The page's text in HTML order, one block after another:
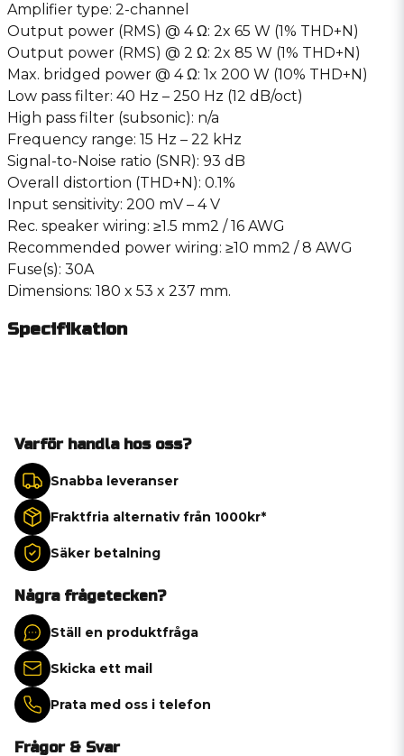
Amplifier type: 2-channel
Output power (RMS) @ 4 Ω: 2x 65 W (1% THD+N)
Output power (RMS) @ 2 Ω: 2x 85 W (1% THD+N)
Max. bridged power @ 4 Ω: 1x 200 W (10% THD+N)
Low pass filter: 40 Hz – 250 Hz (12 dB/oct)
High pass filter (subsonic): n/a
Frequency range: 15 Hz – 22 kHz
Signal-to-Noise ratio (SNR): 93 dB
Overall distortion (THD+N): 0.1%
Input sensitivity: 200 mV – 4 V
Rec. speaker wiring: ≥1.5 mm2 / 16 AWG
Recommended power wiring: ≥10 mm2 / 8 AWG
Fuse(s): 30A
Dimensions: 180 x 53 x 237 mm.
Specifikation
Varför handla hos oss?
Snabba leveranser
Fraktfria alternativ från 1000kr*
Säker betalning
Några frågetecken?
Ställ en produktfråga
Skicka ett mail
Prata med oss i telefon
Frågor & Svar